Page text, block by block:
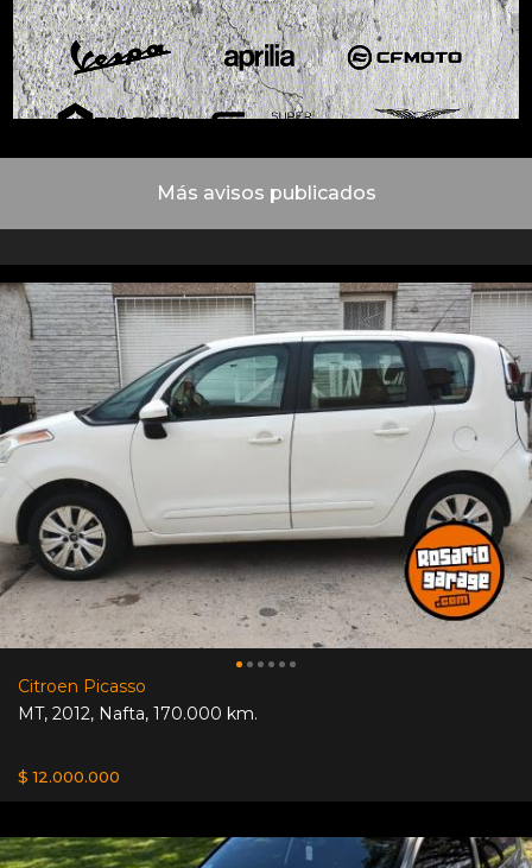
Más avisos publicados
Citroen Picasso
MT, 2012, Nafta, 170.000 km.
$ 12.000.000